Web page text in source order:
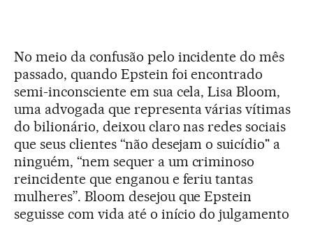
No meio da confusão pelo incidente do mês
passado, quando Epstein foi encontrado
semi-inconsciente em sua cela, Lisa Bloom,
uma advogada que representa várias vítimas
do bilionário, deixou claro nas redes sociais
que seus clientes “não desejam o suicídio" a
ninguém, “nem sequer a um criminoso
reincidente que enganou e feriu tantas
mulheres”. Bloom desejou que Epstein
seguisse com vida até o início do julgamento